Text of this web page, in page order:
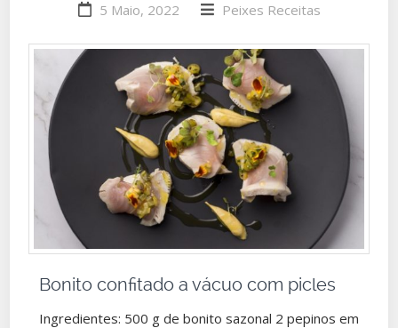
5 Maio, 2022 Peixes Receitas
Bonito confitado a vácuo com picles
Ingredientes: 500 g de bonito sazonal 2 pepinos em